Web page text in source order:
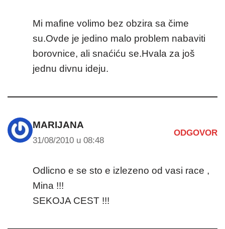
Mi mafine volimo bez obzira sa čime
su.Ovde je jedino malo problem nabaviti
borovnice, ali snaćiću se.Hvala za još
jednu divnu ideju.
MARIJANA
31/08/2010 u 08:48
ODGOVOR
Odlicno e se sto e izlezeno od vasi race ,
Mina !!!
SEKOJA CEST !!!